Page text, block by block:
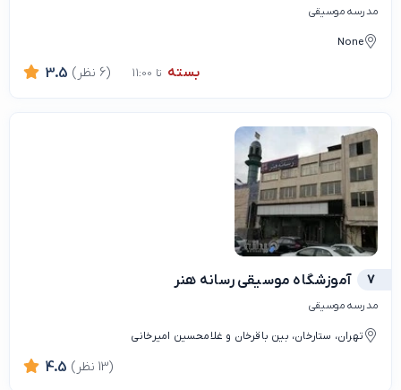
مدرسه موسیقی
None
بسته تا 11:00 3.5 (6 نظر)
7 آموزشگاه موسیقی رسانه هنر
مدرسه موسیقی
تهران، ستارخان، بین باقرخان و غلامحسین امیرخانی
4.5 (13 نظر)